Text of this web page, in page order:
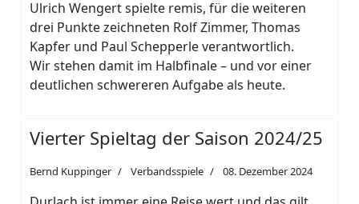
Ulrich Wengert spielte remis, für die weiteren
drei Punkte zeichneten Rolf Zimmer, Thomas
Kapfer und Paul Schepperle verantwortlich.
Wir stehen damit im Halbfinale – und vor einer
deutlichen schwereren Aufgabe als heute.
Vierter Spieltag der Saison 2024/25
Bernd Kuppinger Verbandsspiele 08. Dezember 2024